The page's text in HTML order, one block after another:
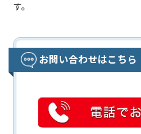
す。
お問い合わせはこちら